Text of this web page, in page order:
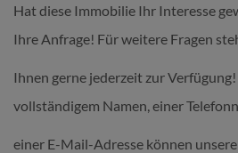
Hat diese Immobilie Ihr Interesse
Ihre Anfrage! Für weitere Fragen
Ihnen gerne jederzeit zur
vollständigem Namen, einer
einer E-Mail-Adresse können